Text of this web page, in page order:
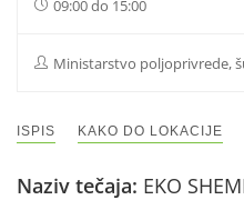
09:00 do 15:00
Ministarstvo poljoprivrede,
ISPIS KAKO DO LOKACIJE
Naziv tečaja: EKO